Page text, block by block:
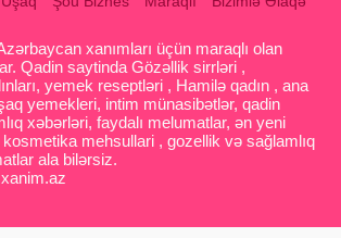
xanımları üçün maraqlı olan
Qadin saytinda Gözəllik sirrləri ,
yemek reseptləri , Hamilə qadın , ana
yemekleri, intim münasibətlər, qadin
xəbərləri, faydalı melumatlar, ən yeni
mehsullari , gozellik və sağlamlıq
ala bilərsiz.